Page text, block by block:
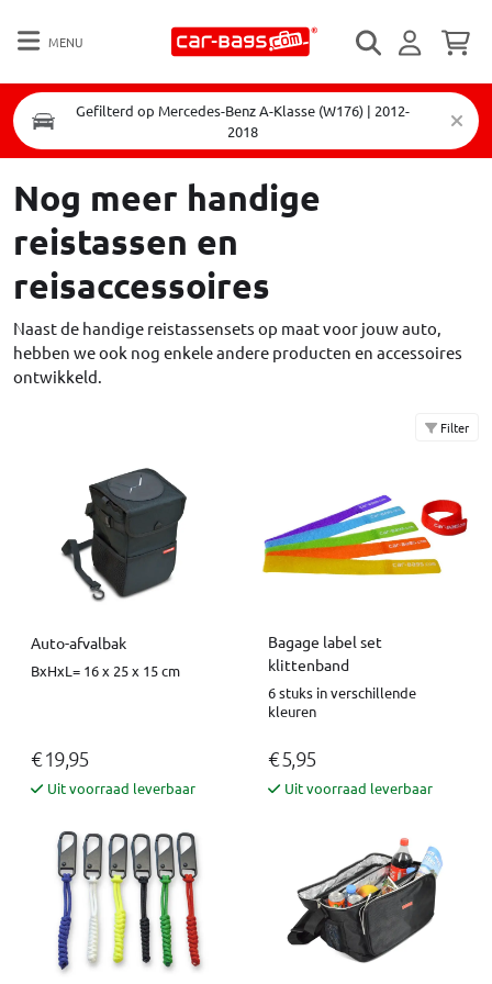
MENU
Gefilterd op Mercedes-Benz A-Klasse (W176) | 2012-
2018
Nog meer handige
reistassen en
reisaccessoires
Naast de handige reistassensets op maat voor jouw auto,
hebben we ook nog enkele andere producten en accessoires
ontwikkeld.
Filter
Auto-afvalbak
BxHxL= 16 x 25 x 15 cm
€ 19,95
Uit voorraad leverbaar
Bagage label set
klittenband
6 stuks in verschillende
kleuren
€ 5,95
Uit voorraad leverbaar